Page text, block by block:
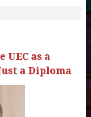
UEC as a
a Diploma